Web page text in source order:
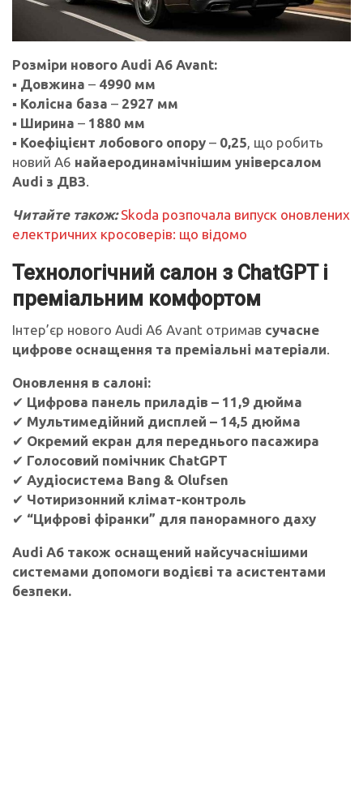
Розміри нового Audi A6 Avant:
▪ Довжина – 4990 мм
▪ Колісна база – 2927 мм
▪ Ширина – 1880 мм
▪ Коефіцієнт лобового опору – 0,25, що робить
новий A6 найаеродинамічнішим універсалом
Audi з ДВЗ.
Читайте також:Skoda розпочала випуск оновлених
електричних кросоверів: що відомо
Технологічний салон з ChatGPT і
преміальним комфортом
Інтер’єр нового Audi A6 Avant отримав сучасне
цифрове оснащення та преміальні матеріали.
Оновлення в салоні:
✔ Цифрова панель приладів – 11,9 дюйма
✔ Мультимедійний дисплей – 14,5 дюйма
✔ Окремий екран для переднього пасажира
✔ Голосовий помічник ChatGPT
✔ Аудіосистема Bang & Olufsen
✔ Чотиризонний клімат-контроль
✔ “Цифрові фіранки” для панорамного даху
Audi A6 також оснащений найсучаснішими
системами допомоги водієві та асистентами
безпеки.